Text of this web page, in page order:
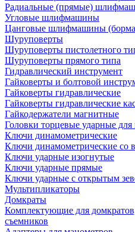
Радиальные (прямые)
Угловые шлифмашины
Цанговые шлифмашины
Шуруповерты
Шуруповерты пистолетного
Шуруповерты прямого типа
Гидравлический инструмент
Гайковерты и болтовой
Гайковерты гидравлические
Гайковерты гидравлические
Гайкодержатели магнитные
Головки торцевые ударные для
Ключи динамометрические
Ключи динамометрические со
Ключи ударные изогнутые
Ключи ударные прямые
Ключи ударные с открытым
Мультипликаторы
Домкраты
Комплектующие для
съемников